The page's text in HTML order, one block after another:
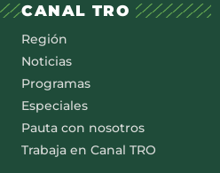
CANAL TRO
Región
Noticias
Programas
Especiales
Pauta con nosotros
Trabaja en Canal TRO